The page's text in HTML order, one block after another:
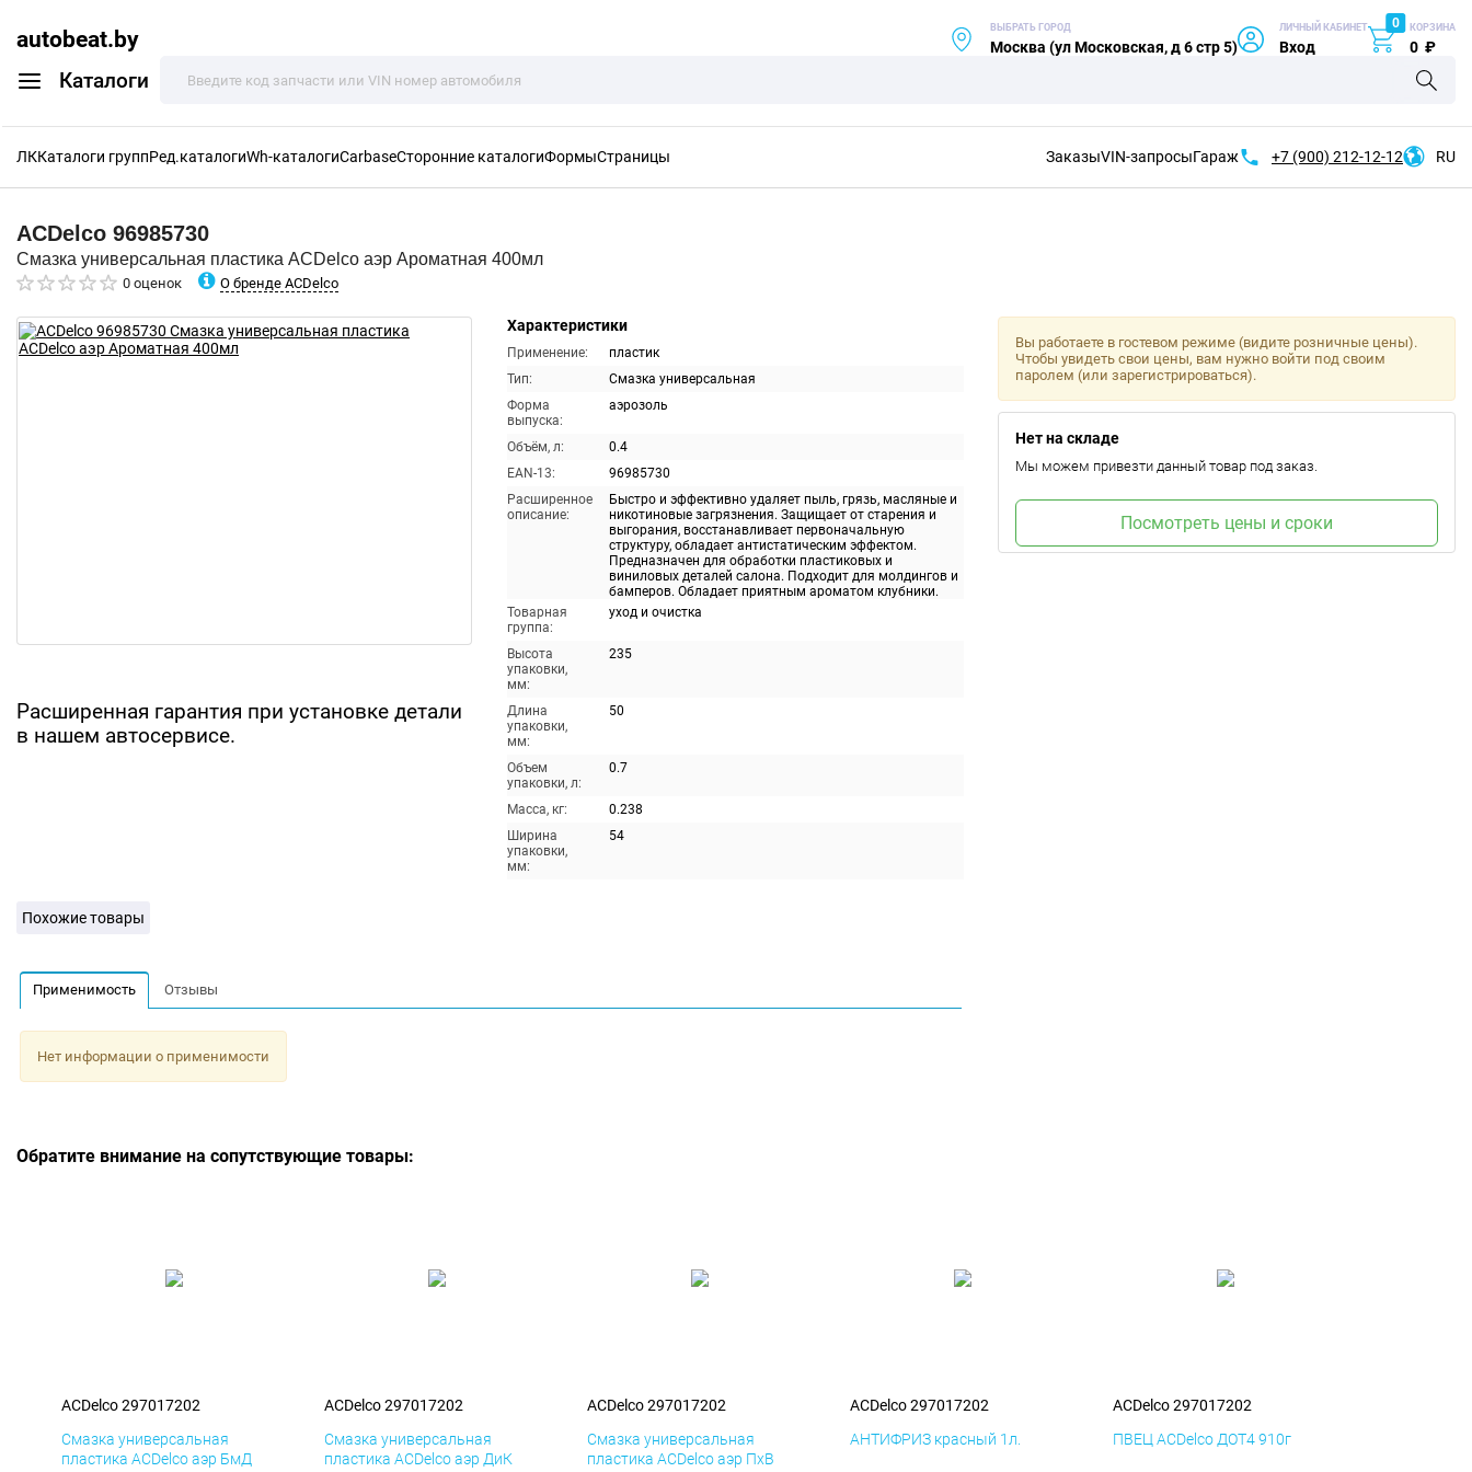
autobeat.by
Каталоги
ВЫБРАТЬ ГОРОД
Москва (ул Московская, д 6 стр 5)
ЛИЧНЫЙ КАБИНЕТ
Вход
0 КОРЗИНА
0 ₽
ЛККаталоги группРед.каталогиWh-каталогиCarbaseСторонние каталогиФормыСтраницы ЗаказыVIN-запросыГараж +7 (900) 212-12-12 RU
ACDelco 96985730
Смазка универсальная пластика ACDelco аэр Ароматная 400мл
0 оценок О бренде ACDelco
Расширенная гарантия при установке детали
в нашем автосервисе.
Характеристики
Применение:
пластик
Тип:
Смазка универсальная
Форма
выпуска:
аэрозоль
Объём, л:
0.4
EAN-13:
96985730
Расширенное
описание:
Быстро и эффективно удаляет пыль, грязь, масляные и
никотиновые загрязнения. Защищает от старения и
выгорания, восстанавливает первоначальную
структуру, обладает антистатическим эффектом.
Предназначен для обработки пластиковых и
виниловых деталей салона. Подходит для молдингов и
бамперов. Обладает приятным ароматом клубники.
Товарная
группа:
уход и очистка
Высота
упаковки,
мм:
235
Длина
упаковки,
мм:
50
Объем
упаковки, л:
0.7
Масса, кг:
0.238
Ширина
упаковки,
мм:
54
Вы работаете в гостевом режиме (видите розничные цены).
Чтобы увидеть свои цены, вам нужно войти под своим
паролем (или зарегистрироваться).
Нет на складе
Мы можем привезти данный товар под заказ.
Посмотреть цены и сроки
Похожие товары
Применимость Отзывы
Нет информации о применимости
Обратите внимание на сопутствующие товары:
ACDelco 297017202
Смазка универсальная
пластика ACDelco аэр БмД
ACDelco 297017202
Смазка универсальная
пластика ACDelco аэр ДиК
ACDelco 297017202
Смазка универсальная
пластика ACDelco аэр ПхВ
ACDelco 297017202
АНТИФРИЗ красный 1л.
ACDelco 297017202
ПВЕЦ ACDelco ДОТ4 910г